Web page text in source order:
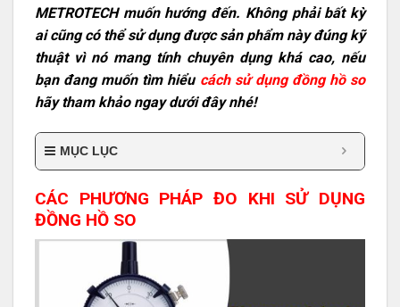
METROTECH muốn hướng đến. Không phải bất kỳ
ai cũng có thể sử dụng được sản phẩm này đúng kỹ
thuật vì nó mang tính chuyên dụng khá cao, nếu
bạn đang muốn tìm hiểu cách sử dụng đồng hồ so
hãy tham khảo ngay dưới đây nhé!
MỤC LỤC
CÁC PHƯƠNG PHÁP ĐO KHI SỬ DỤNG
ĐỒNG HỒ SO